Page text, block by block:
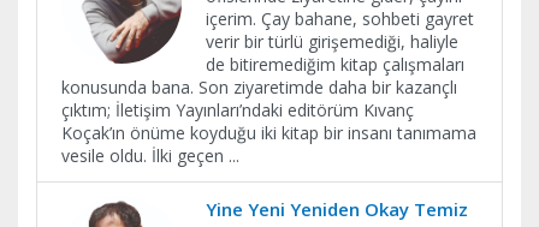
içerim. Çay bahane, sohbeti gayret
verir bir türlü girişemediği, haliyle
de bitiremediğim kitap çalışmaları
konusunda bana. Son ziyaretimde daha bir kazançlı
çıktım; İletişim Yayınları’ndaki editörüm Kıvanç
Koçak’ın önüme koyduğu iki kitap bir insanı tanımama
vesile oldu. İlki geçen ...
Yine Yeni Yeniden Okay Temiz